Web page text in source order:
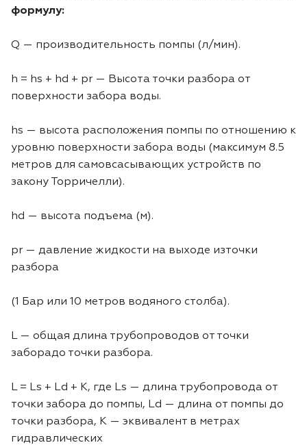
формулу:
Q — производительность помпы (л/мин).
h = hs + hd + pr — Высота точки разбора от
поверхности забора воды.
hs — высота расположения помпы по отношению к
уровню поверхности забора воды (максимум 8.5
метров для самовсасывающих устройств по
закону Торричелли).
hd — высота подъема (м).
pr — давление жидкости на выходе източки
разбора
(1 Бар или 10 метров водяного столба).
L — общая длина трубопроводов от точки
заборадо точки разбора.
L = Ls + Ld + K, где Ls — длина трубопровода от
точки забора до помпы, Ld — длина от помпы до
точки разбора, K — эквивалент в метрах
гидравлических